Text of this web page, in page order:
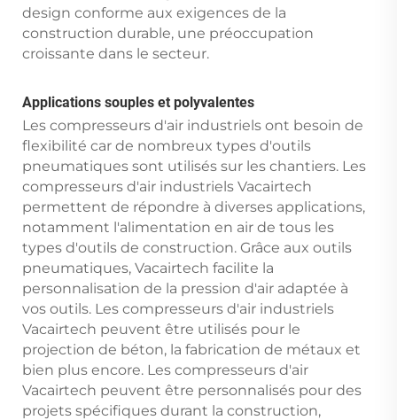
design conforme aux exigences de la
construction durable, une préoccupation
croissante dans le secteur.
Applications souples et polyvalentes
Les compresseurs d'air industriels ont besoin de
flexibilité car de nombreux types d'outils
pneumatiques sont utilisés sur les chantiers. Les
compresseurs d'air industriels Vacairtech
permettent de répondre à diverses applications,
notamment l'alimentation en air de tous les
types d'outils de construction. Grâce aux outils
pneumatiques, Vacairtech facilite la
personnalisation de la pression d'air adaptée à
vos outils. Les compresseurs d'air industriels
Vacairtech peuvent être utilisés pour le
projection de béton, la fabrication de métaux et
bien plus encore. Les compresseurs d'air
Vacairtech peuvent être personnalisés pour des
projets spécifiques durant la construction,